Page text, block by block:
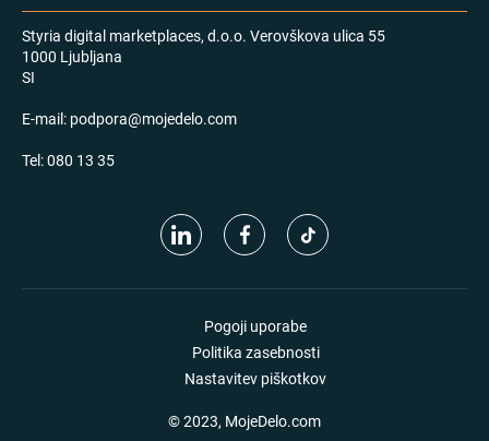
Styria digital marketplaces, d.o.o. Verovškova ulica 55
1000 Ljubljana
SI
E-mail: podpora@mojedelo.com
Tel:080 13 35
Pogoji uporabe
Politika zasebnosti
Nastavitev piškotkov
© 2023, MojeDelo.com